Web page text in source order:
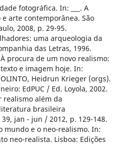
fotográfica. In: ___. A
arte contemporânea. São
2008, p. 29-95.
uma arqueologia da
das Letras, 1996.
À procura de um novo realismo:
e imagem hoje. In:
OLINTO, Heidrun Krieger (orgs).
EdPUC / Ed. Loyola, 2002.
realismo além da
brasileira
jan - jun / 2012, p. 129-148.
mundo e o neo-realismo. In:
neo-realista. Lisboa: Edições